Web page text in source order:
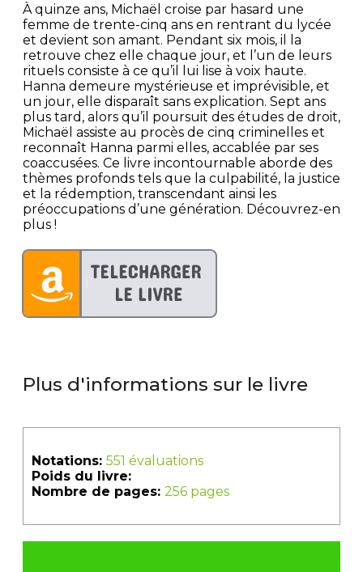
À quinze ans, Michaël croise par hasard une
femme de trente-cinq ans en rentrant du lycée
et devient son amant. Pendant six mois, il la
retrouve chez elle chaque jour, et l’un de leurs
rituels consiste à ce qu’il lui lise à voix haute.
Hanna demeure mystérieuse et imprévisible, et
un jour, elle disparaît sans explication. Sept ans
plus tard, alors qu’il poursuit des études de droit,
Michaël assiste au procès de cinq criminelles et
reconnaît Hanna parmi elles, accablée par ses
coaccusées. Ce livre incontournable aborde des
thèmes profonds tels que la culpabilité, la justice
et la rédemption, transcendant ainsi les
préoccupations d’une génération. Découvrez-en
plus !
Plus d'informations sur le livre
Notations: 551 évaluations
Poids du livre:
Nombre de pages: 256 pages